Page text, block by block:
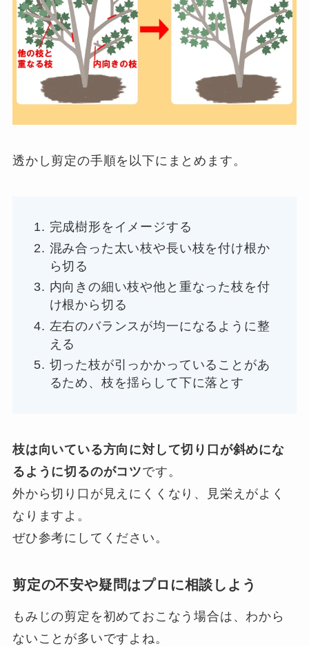
透かし剪定の手順を以下にまとめます。
完成樹形をイメージする
混み合った太い枝や長い枝を付け根か
ら切る
内向きの細い枝や他と重なった枝を付
け根から切る
左右のバランスが均一になるように整
える
切った枝が引っかかっていることがあ
るため、枝を揺らして下に落とす
枝は向いている方向に対して切り口が斜めにな
るように切るのがコツです。
外から切り口が見えにくくなり、見栄えがよく
なりますよ。
ぜひ参考にしてください。
剪定の不安や疑問はプロに相談しよう
もみじの剪定を初めておこなう場合は、わから
ないことが多いですよね。